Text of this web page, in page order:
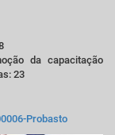
da capacitação
23
Probasto